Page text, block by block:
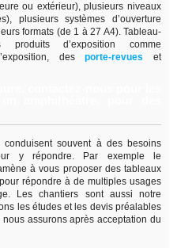
ou extérieur), plusieurs niveaux
plusieurs systèmes d’ouverture
formats (de 1 à 27 A4). Tableau-
d’exposition comme
des porte-revues
et
souvent à des besoins
y répondre. Par exemple le
à vous proposer des tableaux
répondre à de multiples usages
Les chantiers sont aussi notre
les études et les devis préalables
assurons après acceptation du